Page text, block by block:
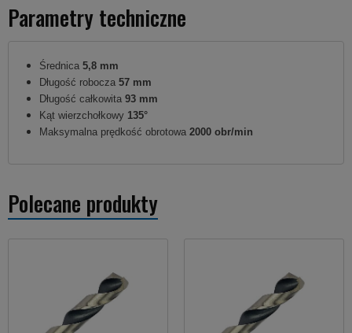
Parametry techniczne
Średnica 5,8 mm
Długość robocza 57 mm
Długość całkowita 93 mm
Kąt wierzchołkowy 135°
Maksymalna prędkość obrotowa 2000 obr/min
Polecane produkty